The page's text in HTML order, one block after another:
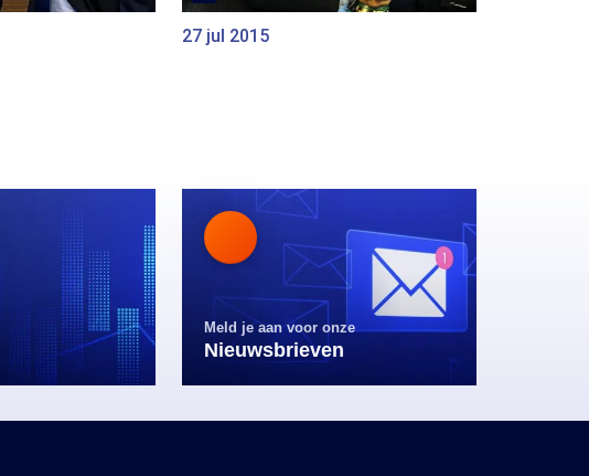
27 jul 2015
Meld je aan voor onze
Nieuwsbrieven